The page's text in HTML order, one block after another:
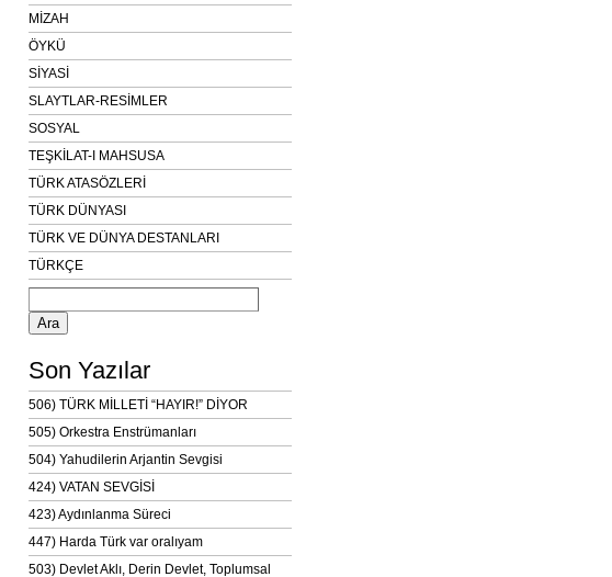
MİZAH
ÖYKÜ
SİYASİ
SLAYTLAR-RESİMLER
SOSYAL
TEŞKİLAT-I MAHSUSA
TÜRK ATASÖZLERİ
TÜRK DÜNYASI
TÜRK VE DÜNYA DESTANLARI
TÜRKÇE
Arama:
Son Yazılar
506) TÜRK MİLLETİ “HAYIR!” DİYOR
505) Orkestra Enstrümanları
504) Yahudilerin Arjantin Sevgisi
424) VATAN SEVGİSİ
423) Aydınlanma Süreci
447) Harda Türk var oralıyam
503) Devlet Aklı, Derin Devlet, Toplumsal